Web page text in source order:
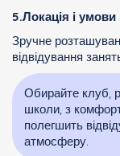
5.Локація і умови
Зручне
відвідування
Обирайте клуб,
школи, з
полегшить
атмосферу.